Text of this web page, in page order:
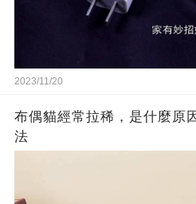
2023/11/20
布偶貓經常拉稀，是什麼原
法